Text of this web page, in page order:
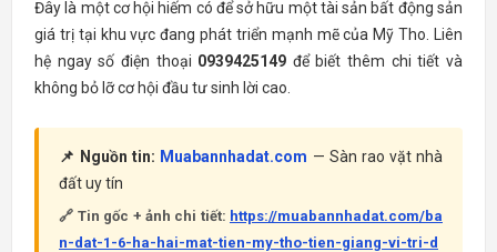
Đây là một cơ hội hiếm có để sở hữu một tài sản bất động sản
giá trị tại khu vực đang phát triển mạnh mẽ của Mỹ Tho. Liên
hệ ngay số điện thoại 0939425149 để biết thêm chi tiết và
không bỏ lỡ cơ hội đầu tư sinh lời cao.
📌 Nguồn tin: Muabannhadat.com — Sàn rao vặt nhà
đất uy tín
🔗 Tin gốc + ảnh chi tiết: https://muabannhadat.com/ba
n-dat-1-6-ha-hai-mat-tien-my-tho-tien-giang-vi-tri-d